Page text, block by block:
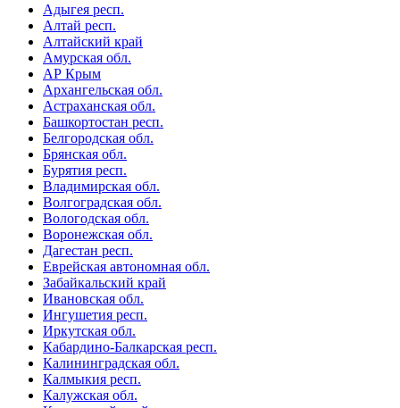
Адыгея респ.
Алтай респ.
Алтайский край
Амурская обл.
АР Крым
Архангельская обл.
Астраханская обл.
Башкортостан респ.
Белгородская обл.
Брянская обл.
Бурятия респ.
Владимирская обл.
Волгоградская обл.
Вологодская обл.
Воронежская обл.
Дагестан респ.
Еврейская автономная обл.
Забайкальский край
Ивановская обл.
Ингушетия респ.
Иркутская обл.
Кабардино-Балкарская респ.
Калининградская обл.
Калмыкия респ.
Калужская обл.